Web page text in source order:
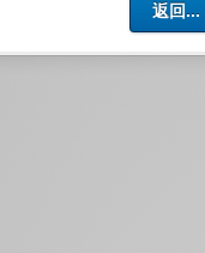
返回...